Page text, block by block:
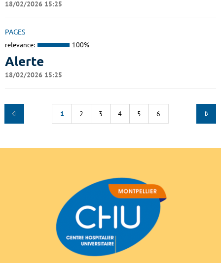
18/02/2026 15:25
PAGES
relevance: 100%
Alerte
18/02/2026 15:25
1 2 3 4 5 6